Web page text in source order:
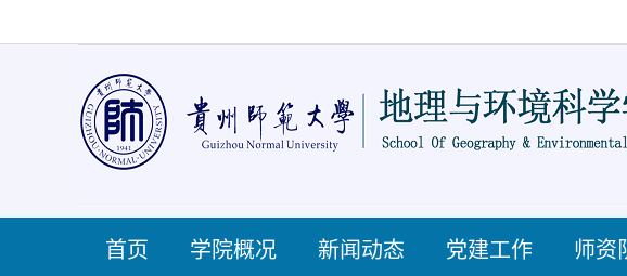
首页 学院概况 新闻动态 党建工作 师资